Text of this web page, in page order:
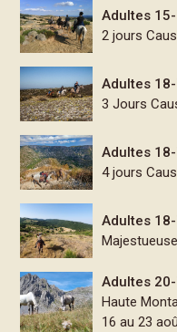
Adultes
2 jours
Adultes
3 Jours
Adultes
4 jours
Adultes
Adultes
Haute
16 au 23